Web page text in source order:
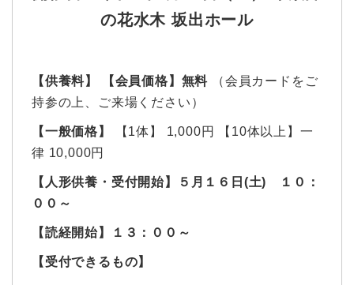
の花水木 坂出ホール
【供養料】 【会員価格】無料 （会員カードをご
持参の上、ご来場ください）
【一般価格】
【1体】 1,000円 【10体以上】一
律 10,000円
【人形供養・受付開始】５月１６日(土) １０：
００～
【読経開始】１３：００～
【受付できるもの】